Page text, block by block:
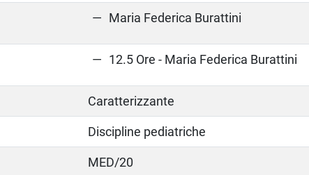
Maria Federica Burattini
12.5 Ore - Maria Federica Burattini
Caratterizzante
Discipline pediatriche
MED/20